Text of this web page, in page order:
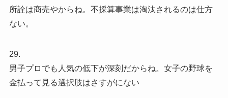
所詮は商売やからね。不採算事業は淘汰されるのは仕方
ない。
29.
男子プロでも人気の低下が深刻だからね。女子の野球を
金払って見る選択肢はさすがにない